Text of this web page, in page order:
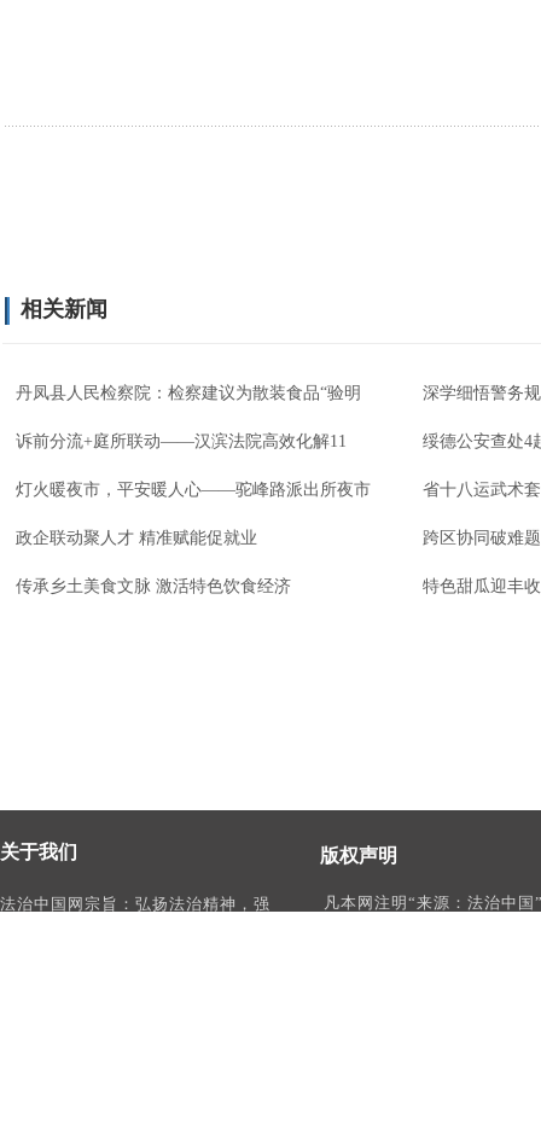
相关新闻
丹凤县人民检察院：检察建议为散装食品“验明 深学细悟警务
诉前分流+庭所联动——汉滨法院高效化解11 绥德公安查处4
灯火暖夜市，平安暖人心——驼峰路派出所夜市 省十八运武术
政企联动聚人才 精准赋能促就业 跨区协同破难
传承乡土美食文脉 激活特色饮食经济 特色甜瓜迎丰
版权声明
凡本网注明“来源：法治中国
关于我们
法治中国网宗旨：弘扬法治精神，强